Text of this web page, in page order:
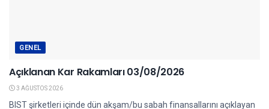
GENEL
Açıklanan Kar Rakamları 03/08/2026
3 AĞUSTOS 2026
BIST şirketleri içinde dün akşam/bu sabah finansallarını açıklayan